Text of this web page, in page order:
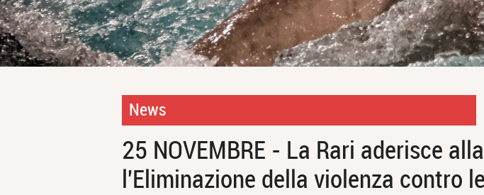
News
25 NOVEMBRE - La Rari aderisce
l'Eliminazione della violenza contro